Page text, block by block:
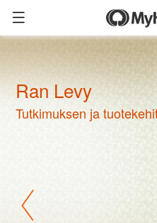
Ran Levy
Tutkimuksen ja